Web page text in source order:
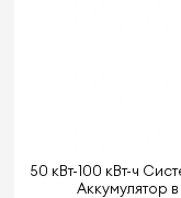
50 кВт-100 кВт-ч
Аккумулятор